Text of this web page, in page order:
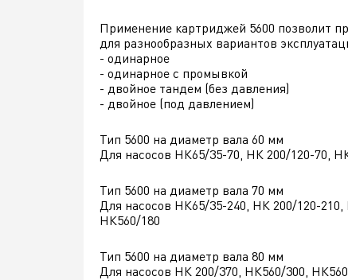
Применение картриджей 5600 позволит
для разнообразных вариантов
- одинарное
- одинарное с промывкой
- двойное тандем (без давления)
- двойное (под давлением)
Тип 5600 на диаметр вала 60 мм
Для насосов НК65/35-70, НК 200/120-70,
Тип 5600 на диаметр вала 70 мм
Для насосов НК65/35-240, НК 200/120-
НК560/180
Тип 5600 на диаметр вала 80 мм
Для насосов НК 200/370, НК560/300,